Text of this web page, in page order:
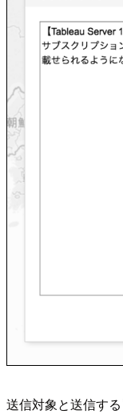
送信対象と送信す